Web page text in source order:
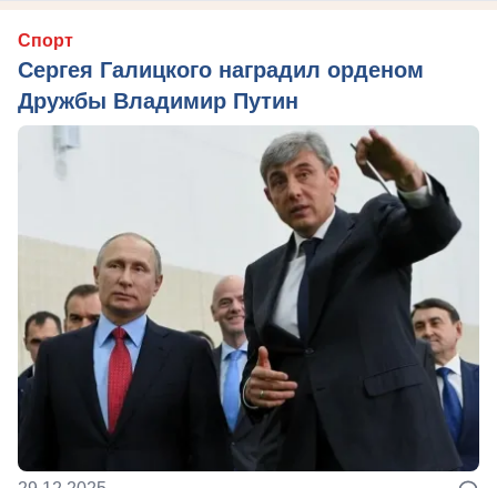
Спорт
Сергея Галицкого наградил орденом
Дружбы Владимир Путин